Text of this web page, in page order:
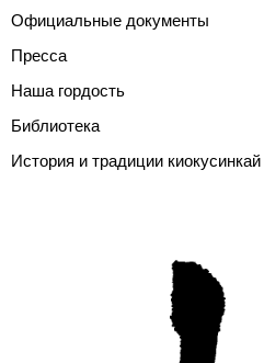
Официальные документы
Пресса
Наша гордость
Библиотека
История и традиции киокусинкай